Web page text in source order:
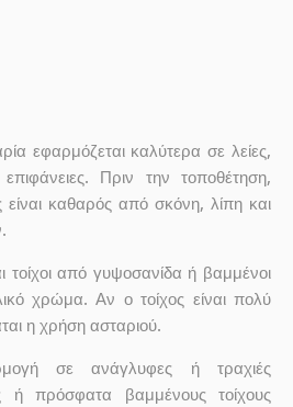
εφαρμόζεται καλύτερα σε λείες,
Πριν την τοποθέτηση,
είναι καθαρός από σκόνη, λίπη και
τοίχοι από γυψοσανίδα ή βαμμένοι
χρώμα. Αν ο τοίχος είναι πολύ
η χρήση ασταριού.
σε ανάγλυφες ή τραχιές
ή πρόσφατα βαμμένους τοίχους